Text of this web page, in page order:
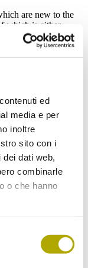
ed
media e per
inoltre
sito con i
dati web,
combinarle
o che hanno
are new to the
which is either
are the
,
Spartium junceum,
With regard
status.Recent
Bifora radians
pannonica.
established
as a native
a locally occurring